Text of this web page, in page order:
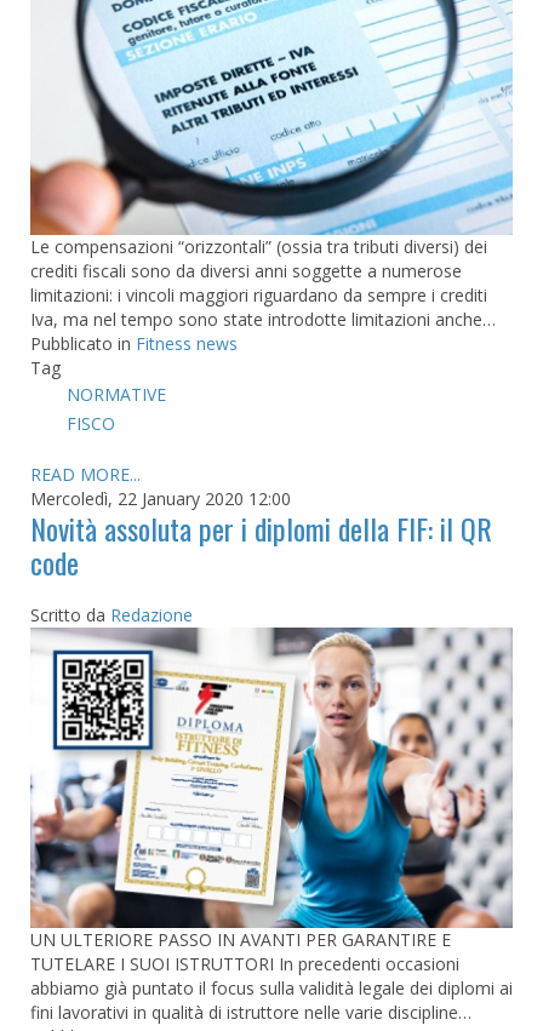
Le compensazioni “orizzontali” (ossia tra tributi diversi) dei
crediti fiscali sono da diversi anni soggette a numerose
limitazioni: i vincoli maggiori riguardano da sempre i crediti
Iva, ma nel tempo sono state introdotte limitazioni anche…
Pubblicato in Fitness news
Tag
NORMATIVE
FISCO
READ MORE...
Mercoledì, 22 January 2020 12:00
Novità assoluta per i diplomi della FIF: il QR
code
Scritto da Redazione
UN ULTERIORE PASSO IN AVANTI PER GARANTIRE E
TUTELARE I SUOI ISTRUTTORI In precedenti occasioni
abbiamo già puntato il focus sulla validità legale dei diplomi ai
fini lavorativi in qualità di istruttore nelle varie discipline…